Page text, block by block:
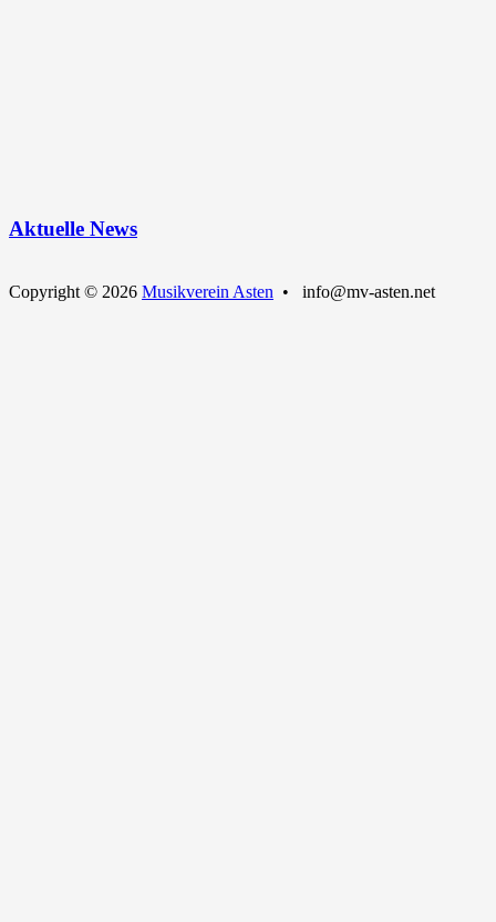
Aktuelle News
Copyright © 2026 Musikverein Asten • info@mv-asten.net